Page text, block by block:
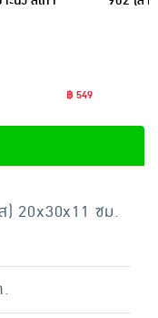
฿ 549
) 20x30x11 ซม.